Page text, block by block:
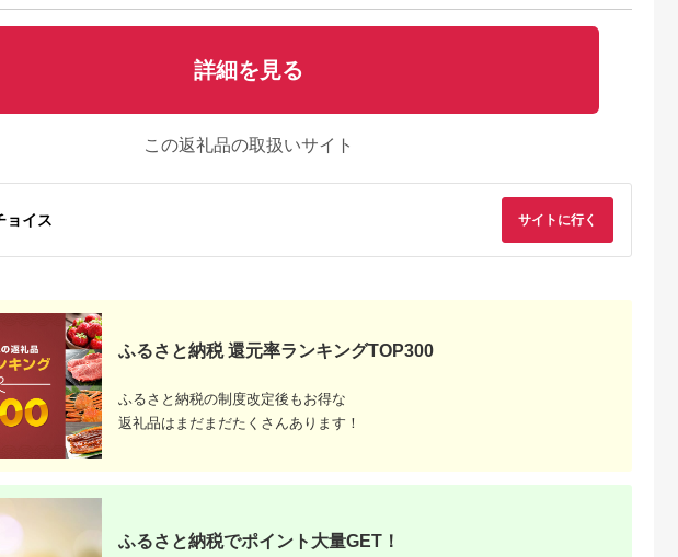
出典：ふるさとチョイ
出典：ふるさとチョイ
詳細を見る
この返礼品の取扱いサイト
ョイス サイトに行く
ふるさと納税 還元率ランキングTOP300
ふるさと納税の制度改定後もお得な
返礼品はまだまだたくさんあります！
ふるさと納税でポイント大量GET！